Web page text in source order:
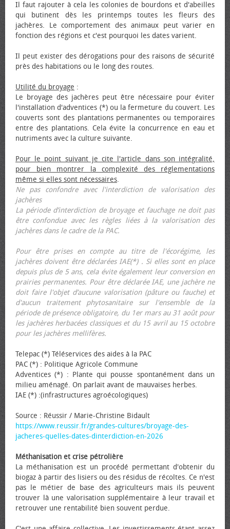
Il faut rajouter à cela les colonies de bourdons et d'abeilles
qui butinent dès les printemps toutes les fleurs des
jachères. Le comportement des animaux peut varier en
fonction des régions et c'est pourquoi les dates varient.
Il peut exister des dérogations pour des raisons de sécurité
près des habitations ou le long des routes.
Utilité du broyage :
Le broyage des jachères peut être nécessaire pour éviter
l'installation d'adventices (*) ou la fermeture du couvert. Les
couverts sont des plantations permanentes ou temporaires
entre des plantations. Cela évite la concurrence en eau et
nutriments avec la culture suivante.
Pour le point suivant je cite l'article dans son intégralité,
pour bien montrer la complexité des réglementations
même si elles sont nécessaires.
Ne pas confondre avec l'interdiction de valorisation des
jachères
La période d’interdiction de broyage et fauchage ne doit pas
être confondue avec les règles liées à la valorisation des
jachères dans le cadre de la PAC.
Pour être prises en compte au titre de l'écorégime, les
jachères doivent être déclarées IAE(*) . Si elles sont en place
depuis plus de 5 ans, cela évite également leur conversion en
prairies permanentes. Pour être déclarée IAE, une jachère ne
doit faire l'objet d’aucune valorisation (pâture ou fauche) et
d'aucun traitement phytosanitaire sur l'ensemble de la
période de présence obligatoire, du 1er mars au 31 août pour
les jachères herbacées classiques et du 15 avril au 15 octobre
pour les jachères mellifères.
Telepac (*) Téléservices des aides à la PAC
PAC (*) : Politique Agricole Commune
Adventices (*) : Plante qui pousse spontanément dans un
milieu aménagé. On parlait avant de mauvaises herbes.
IAE (*) :(infrastructures agroécologiques)
Source : Réussir / Marie-Christine Bidault
https://www.reussir.fr/grandes-cultures/broyage-des-
jacheres-quelles-dates-dinterdiction-en-2026
Méthanisation et crise pétrolière
La méthanisation est un procédé permettant d'obtenir du
biogaz à partir des lisiers ou des résidus de récoltes. Ce n'est
pas le métier de base des agriculteurs mais ils peuvent
trouver là une valorisation supplémentaire à leur travail et
retrouver une rentabilité bien souvent perdue.